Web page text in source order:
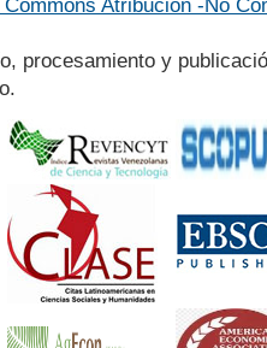
Atribución -No
procesamiento y